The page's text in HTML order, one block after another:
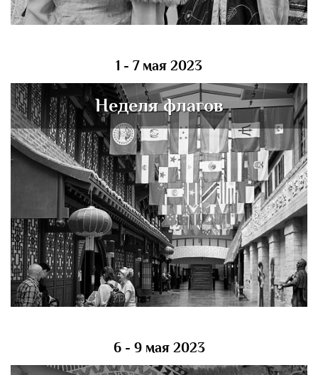
1 - 7 мая 2023
Неделя флагов
6 - 9 мая 2023